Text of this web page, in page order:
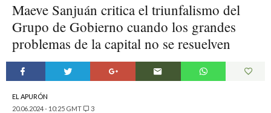
Maeve Sanjuán critica el triunfalismo del
Grupo de Gobierno cuando los grandes
problemas de la capital no se resuelven
EL APURÓN
20.06.2024 - 10:25 GMT
3